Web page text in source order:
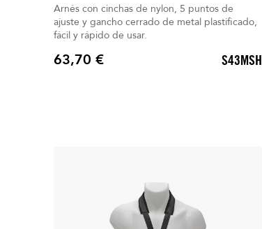
Arnés con cinchas de nylon, 5 puntos de
ajuste y gancho cerrado de metal plastificado,
fácil y rápido de usar.
Precio
63,70 € S43MSH